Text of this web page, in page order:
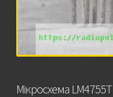
Мікросхема LM4755T